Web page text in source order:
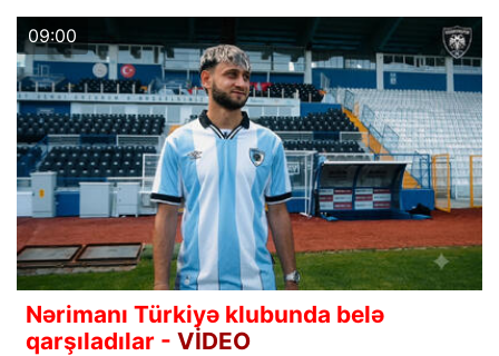
09:00
Nərimanı Türkiyə klubunda belə
qarşıladılar - VİDEO